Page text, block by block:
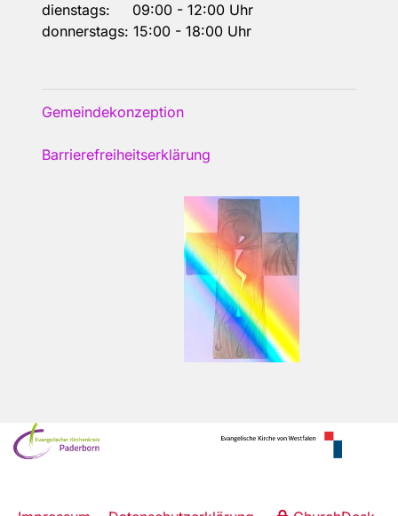
dienstags: 09:00 - 12:00 Uhr
donnerstags: 15:00 - 18:00 Uhr
Gemeindekonzeption
Barrierefreiheitserklärung